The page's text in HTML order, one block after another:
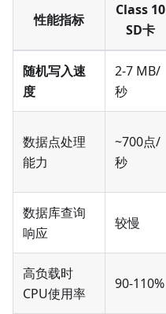
性能指标
Class 10
SD卡
随机写入速
度
2-7 MB/
秒
数据点处理
能力
~700点/
秒
数据库查询
响应
较慢
高负载时
CPU使用率
90-110%